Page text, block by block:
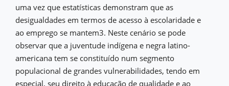
uma vez que estatísticas demonstram que as
desigualdades em termos de acesso à escolaridade e
ao emprego se mantem3. Neste cenário se pode
observar que a juventude indígena e negra latino-
americana tem se constituído num segmento
populacional de grandes vulnerabilidades, tendo em
especial, seu direito à educação de qualidade e ao